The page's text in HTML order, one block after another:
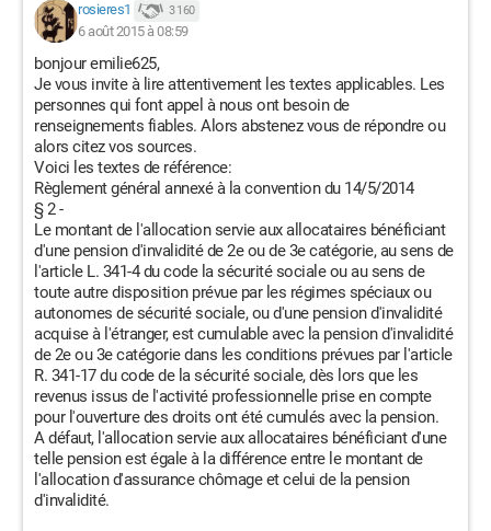
rosieres1 3 160
6 août 2015 à 08:59
bonjour emilie625,
Je vous invite à lire attentivement les textes applicables. Les
personnes qui font appel à nous ont besoin de
renseignements fiables. Alors abstenez vous de répondre ou
alors citez vos sources.
Voici les textes de référence:
Règlement général annexé à la convention du 14/5/2014
§ 2 -
Le montant de l'allocation servie aux allocataires bénéficiant
d'une pension d'invalidité de 2e ou de 3e catégorie, au sens de
l'article L. 341-4 du code la sécurité sociale ou au sens de
toute autre disposition prévue par les régimes spéciaux ou
autonomes de sécurité sociale, ou d'une pension d'invalidité
acquise à l'étranger, est cumulable avec la pension d'invalidité
de 2e ou 3e catégorie dans les conditions prévues par l'article
R. 341-17 du code de la sécurité sociale, dès lors que les
revenus issus de l'activité professionnelle prise en compte
pour l'ouverture des droits ont été cumulés avec la pension.
A défaut, l'allocation servie aux allocataires bénéficiant d'une
telle pension est égale à la différence entre le montant de
l'allocation d'assurance chômage et celui de la pension
d'invalidité.